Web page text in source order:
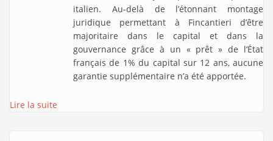
italien. Au-delà de l’étonnant montage
juridique permettant à Fincantieri d’être
majoritaire dans le capital et dans la
gouvernance grâce à un « prêt » de l’État
français de 1% du capital sur 12 ans, aucune
garantie supplémentaire n’a été apportée.
Lire la suite